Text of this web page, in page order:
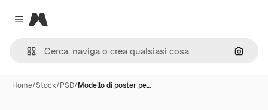
Close menu
Magnific
Cerca
Home/Stock/PSD/Modello di poster pe…